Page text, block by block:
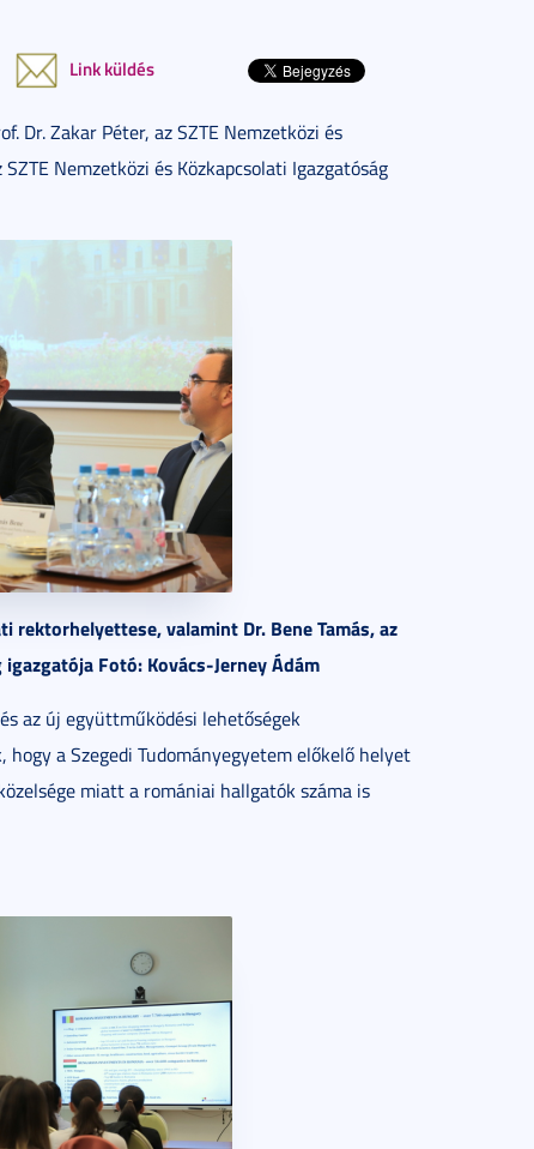
Link küldés
Dr. Zakar Péter, az SZTE Nemzetközi és
Nemzetközi és Közkapcsolati Igazgatóság
rektorhelyettese, valamint Dr. Bene Tamás, az
Fotó: Kovács-Jerney Ádám
az új együttműködési lehetőségek
a Szegedi Tudományegyetem előkelő helyet
miatt a romániai hallgatók száma is